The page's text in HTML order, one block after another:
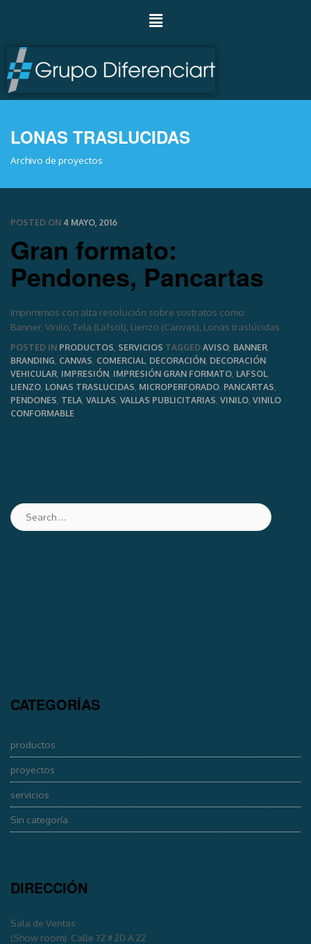
LONAS TRASLUCIDAS
Archivo de proyectos
POSTED ON 4 MAYO, 2016
Gran formato:
Pendones, Pancartas
Imprimimos con alta resolución sobre sustratos como:
Banner, Vinilo, Tela (Lafsol), Lienzo (Canvas), Lonas traslúcidas
POSTED IN PRODUCTOS SERVICIOS TAGGED AVISO BANNER
BRANDING CANVAS COMERCIAL DECORACIÓN DECORACIÓN
VEHICULAR IMPRESIÓN IMPRESIÓN GRAN FORMATO LAFSOL
LIENZO LONAS TRASLUCIDAS MICROPERFORADO PANCARTAS
PENDONES TELA VALLAS VALLAS PUBLICITARIAS VINILO VINILO
CONFORMABLE
CATEGORÍAS
productos
proyectos
servicios
Sin categoría
DIRECCIÓN
Sala de Ventas
(Show room): Calle 72 # 20 A 22